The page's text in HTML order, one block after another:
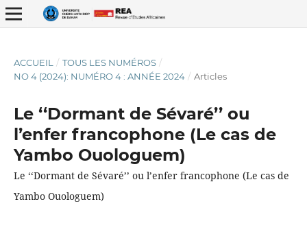
ACCUEIL / TOUS LES NUMÉROS /
NO 4 (2024): NUMÉRO 4 : ANNÉE 2024 / Articles
Le ‘‘Dormant de Sévaré’’ ou
l’enfer francophone (Le cas de
Yambo Ouologuem)
Le ‘‘Dormant de Sévaré’’ ou l’enfer francophone (Le cas de
Yambo Ouologuem)